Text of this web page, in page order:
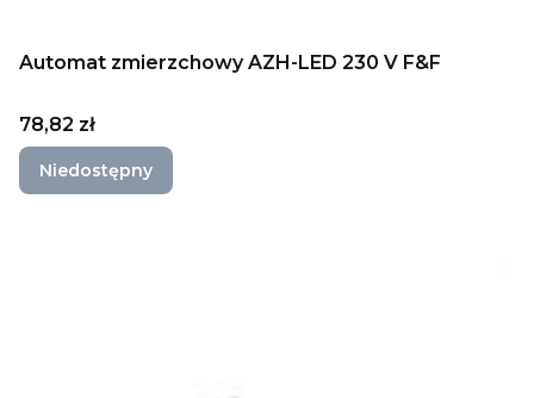
Automat zmierzchowy AZH-LED 230 V F&F
Cena
78,82 zł
Niedostępny